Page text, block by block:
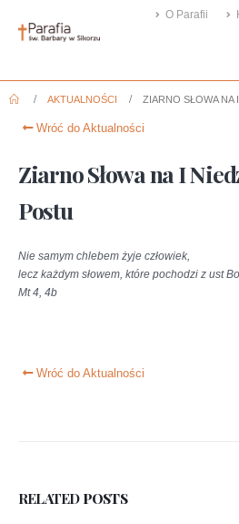
O Parafii
AKTUALNOŚCI ZIARNO SŁOWA NA
Wróć do Aktualności
Ziarno Słowa na I
Postu
Nie samym chlebem żyje człowiek,
lecz każdym słowem, które pochodzi z ust
Mt 4, 4b
Wróć do Aktualności
RELATEDPOSTS